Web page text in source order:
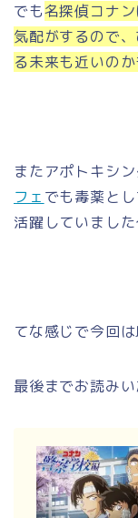
でも名探偵コナ
気配がするので
る未来も近いの
またアポトキシ
フェ でも毒薬と
活躍していました
てな感じで今回は
最後までお読み